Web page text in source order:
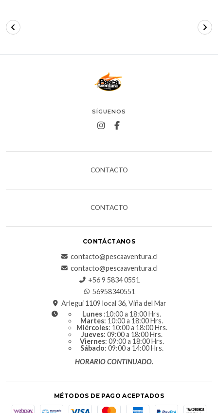
SÍGUENOS
CONTACTO
CONTACTO
CONTÁCTANOS
contacto@pescaaventura.cl
contacto@pescaaventura.cl
+56 9 5834 0551
56958340551
Arlegui 1109 local 36, Viña del Mar
Lunes :10:00 a 18:00 Hrs.
Martes: 10:00 a 18:00 Hrs.
Miércoles: 10:00 a 18:00 Hrs.
Jueves: 09:00 a 18:00 Hrs.
Viernes: 09:00 a 18:00 Hrs.
Sábado: 09:00 a 14:00 Hrs.
HORARIO CONTINUADO.
MÉTODOS DE PAGO ACEPTADOS